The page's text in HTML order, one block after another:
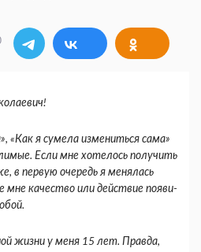
«Как я сумела из­мениться сама»
Если мне хотелось получить
в первую очередь я менялась
качество или действие появи­
жизни у меня 15 лет. Правда,